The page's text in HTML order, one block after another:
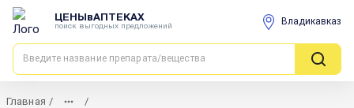
ЦЕНЫвАПТЕКАХ
поиск выгодных предложений Владикавказ
Главная /
/